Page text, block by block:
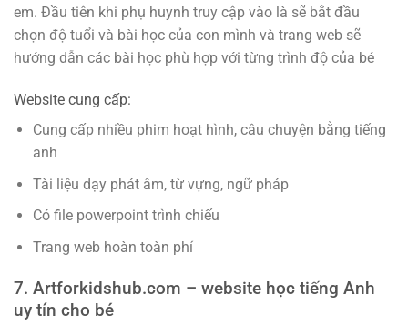
em. Đầu tiên khi phụ huynh truy cập vào là sẽ bắt đầu
chọn độ tuổi và bài học của con mình và trang web sẽ
hướng dẫn các bài học phù hợp với từng trình độ của bé
Website cung cấp:
Cung cấp nhiều phim hoạt hình, câu chuyện bằng tiếng
anh
Tài liệu dạy phát âm, từ vựng, ngữ pháp
Có file powerpoint trình chiếu
Trang web hoàn toàn phí
7. Artforkidshub.com – website học tiếng Anh
uy tín cho bé